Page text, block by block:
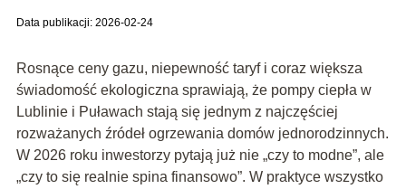
Data publikacji: 2026-02-24
Rosnące ceny gazu, niepewność taryf i coraz większa
świadomość ekologiczna sprawiają, że pompy ciepła w
Lublinie i Puławach stają się jednym z najczęściej
rozważanych źródeł ogrzewania domów jednorodzinnych.
W 2026 roku inwestorzy pytają już nie „czy to modne”, ale
„czy to się realnie spina finansowo”. W praktyce wszystko